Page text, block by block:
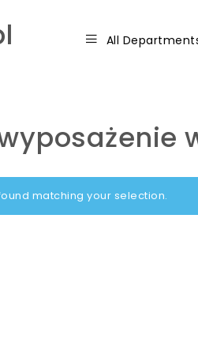
All
matching your selection.